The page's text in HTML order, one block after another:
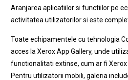
Aranjarea aplicatiilor si functiilor pe
activitatea utilizatorilor si este
Toate echipamentele cu tehnologia
acces la Xerox App Gallery, unde
functionalitati extinse, cum ar fi Xerox
Pentru utilizatorii mobili, galeria